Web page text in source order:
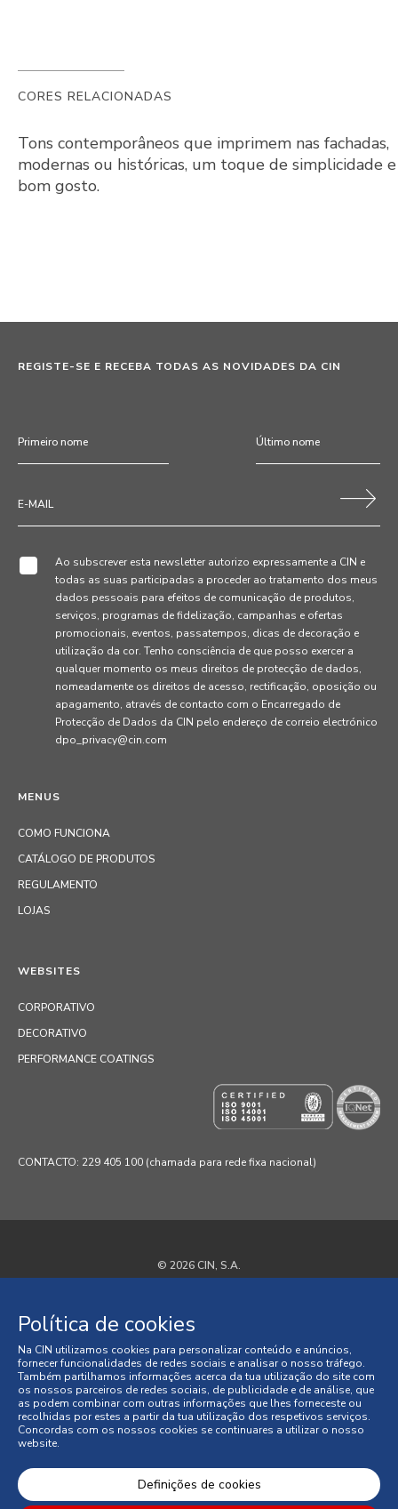
CORES RELACIONADAS
Tons contemporâneos que imprimem nas fachadas,
modernas ou históricas, um toque de simplicidade e
bom gosto.
MENUS
COMO FUNCIONA
CATÁLOGO DE PRODUTOS
REGULAMENTO
LOJAS
REGISTE-SE E RECEBA TODAS AS NOVIDADES DA CIN
Ao subscrever esta newsletter autorizo expressamente a CIN e
todas as suas participadas a proceder ao tratamento dos meus
dados pessoais para efeitos de comunicação de produtos,
serviços, programas de fidelização, campanhas e ofertas
promocionais, eventos, passatempos, dicas de decoração e
utilização da cor. Tenho consciência de que posso exercer a
qualquer momento os meus direitos de protecção de dados,
nomeadamente os direitos de acesso, rectificação, oposição ou
apagamento, através de contacto com o Encarregado de
Protecção de Dados da CIN pelo endereço de correio electrónico
dpo_privacy@cin.com
WEBSITES
CORPORATIVO
DECORATIVO
PERFORMANCE COATINGS
CONTACTO: 229 405 100 (chamada para rede fixa nacional)
© 2026 CIN, S.A.
Política de Privacidade
Política de Cookies
Faqs
Litígios de Consumo
Condições Gerais de Venda
Política de cookies
Na CIN utilizamos cookies para personalizar conteúdo e anúncios,
fornecer funcionalidades de redes sociais e analisar o nosso tráfego.
Também partilhamos informações acerca da tua utilização do site com
os nossos parceiros de redes sociais, de publicidade e de análise, que
as podem combinar com outras informações que lhes forneceste ou
recolhidas por estes a partir da tua utilização dos respetivos serviços.
Concordas com os nossos cookies se continuares a utilizar o nosso
website.
Definições de cookies